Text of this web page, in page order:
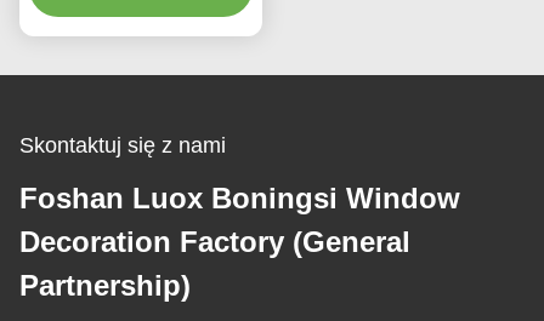
Skontaktuj się z nami
Foshan Luox Boningsi Window
Decoration Factory (General
Partnership)